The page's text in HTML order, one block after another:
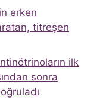
erken
titreşen
ilk
sonra